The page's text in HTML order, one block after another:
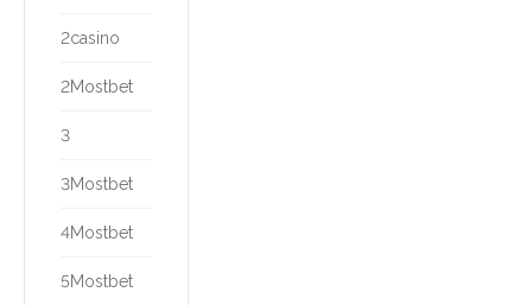
2casino
2Mostbet
3
3Mostbet
4Mostbet
5Mostbet